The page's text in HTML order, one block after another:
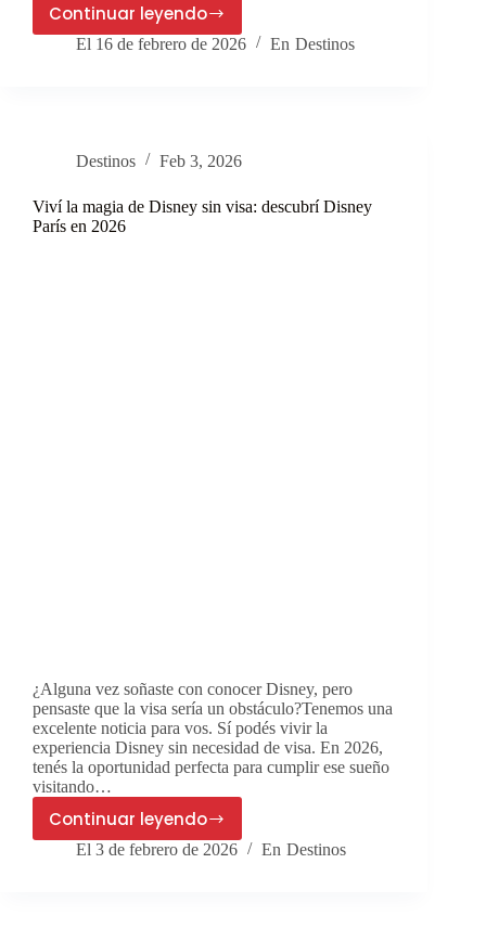
Continuar leyendo
¿Sin
planes
✈️
Descubrí
3
El 16 de febrero de 2026 En Destinos
Destinos Feb 3, 2026
Viví la magia de Disney sin visa: descubrí Disney
París en 2026
¿Alguna vez soñaste con conocer Disney, pero
pensaste que la visa sería un obstáculo?Tenemos una
excelente noticia para vos. Sí podés vivir la
experiencia Disney sin necesidad de visa. En 2026,
tenés la oportunidad perfecta para cumplir ese sueño
visitando…
Continuar leyendo
Viví
la
El 3 de febrero de 2026 En Destinos